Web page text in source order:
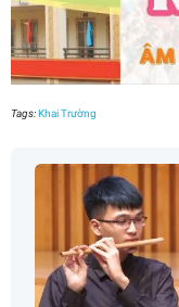
Tags:Khai Trường